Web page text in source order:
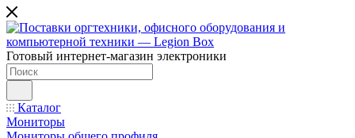
Готовый интернет-магазин электроники
Каталог
Мониторы